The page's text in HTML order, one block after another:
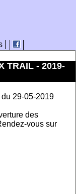
TRAIL - 2019-
29-05-2019
des
vous sur